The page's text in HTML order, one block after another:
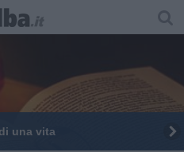
una vita